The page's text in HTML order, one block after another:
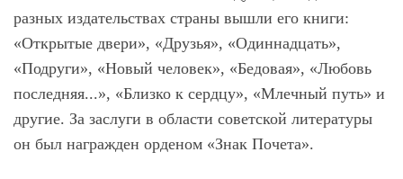
разных издательствах страны вышли его книги:
«Открытые двери», «Друзья», «Одиннадцать»,
«Подруги», «Новый человек», «Бедовая», «Любовь
последняя...», «Близко к сердцу», «Млечный путь» и
другие. За заслуги в области советской литературы
он был награжден орденом «Знак Почета».